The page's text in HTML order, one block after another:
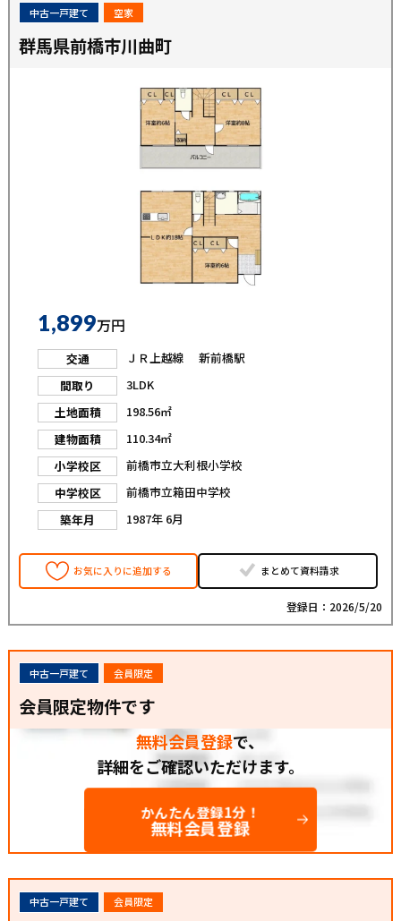
中古一戸建て 空家
群馬県前橋市川曲町
1,899万円
交通
ＪＲ上越線 新前橋駅
間取り
3LDK
土地面積
198.56㎡
建物面積
110.34㎡
小学校区
前橋市立大利根小学校
中学校区
前橋市立箱田中学校
築年月
1987年 6月
お気に入りに追加する まとめて資料請求
登録日：2026/5/20
中古一戸建て 会員限定
会員限定物件です
無料会員登録で、
詳細をご確認いただけます。
かんたん登録1分！
無料会員登録
中古一戸建て 会員限定